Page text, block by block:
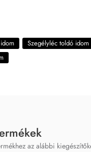
Szegélyléc toldó idom
az alábbi